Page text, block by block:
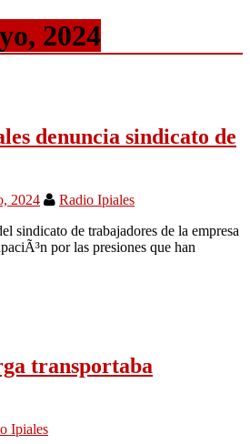
2024
denuncia sindicato de
2024
Radio Ipiales
sindicato de trabajadores de la empresa
por las presiones que han
transportaba
Ipiales